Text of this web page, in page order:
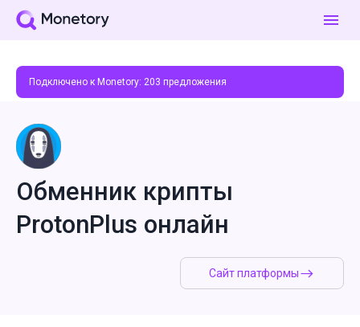
Подключено к Monetory: 203 предложения
Сайт платформы
Обменник крипты
ProtonPlus онлайн